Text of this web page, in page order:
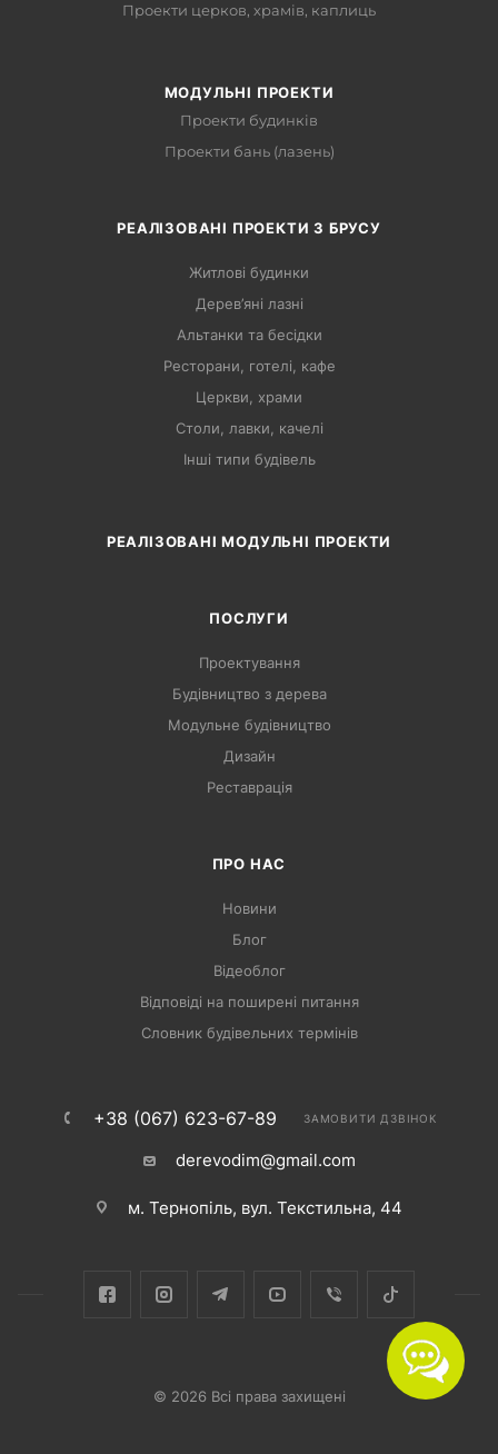
Проекти церков, храмів, каплиць
МОДУЛЬНІ ПРОЕКТИ
Проекти будинків
Проекти бань (лазень)
РЕАЛІЗОВАНІ ПРОЕКТИ З БРУСУ
Житлові будинки
Дерев’яні лазні
Альтанки та бесідки
Ресторани, готелі, кафе
Церкви, храми
Столи, лавки, качелі
Інші типи будівель
РЕАЛІЗОВАНІ МОДУЛЬНІ ПРОЕКТИ
ПОСЛУГИ
Проектування
Будівництво з дерева
Модульне будівництво
Дизайн
Реставрація
ПРО НАС
Новини
Блог
Відеоблог
Відповіді на поширені питання
Словник будівельних термінів
+38 (067) 623-67-89 ЗАМОВИТИ ДЗВІНОК
derevodim@gmail.com
м. Тернопіль, вул. Текстильна, 44
© 2026 Всі права захищені